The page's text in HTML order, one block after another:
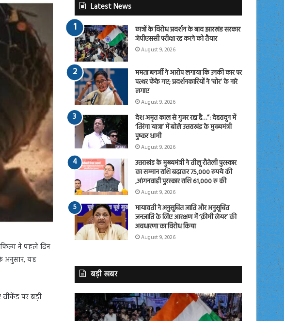
ने पहले दिन
अनुसार, यह
पर बड़ी
Latest News
छात्रों के विरोध प्रदर्शन के बाद झारखंड सरकार
जेपीएससी परीक्षा रद्द करने को तैयार
August 9, 2026
ममता बनर्जी ने आरोप लगाया कि उनकी कार पर
पत्थर फेंके गए; प्रदर्शनकारियों ने ‘चोर’ के नारे
लगाए
August 9, 2026
देश अमृत काल से गुजर रहा है…”: देहरादून में
‘तिरंगा यात्रा’ में बोले उत्तराखंड के मुख्यमंत्री
पुष्कर धामी
August 9, 2026
उत्तराखंड के मुख्यमंत्री ने तीलू रौतेली पुरस्कार
का सम्मान राशि बढ़ाकर 75,000 रुपये की
,आंगनवाड़ी पुरस्कार राशि 61,000 रु की
August 9, 2026
मायावती ने अनुसूचित जाति और अनुसूचित
जनजाति के लिए आरक्षण में ‘क्रीमी लेयर’ की
अवधारणा का विरोध किया
August 9, 2026
बड़ी खबर